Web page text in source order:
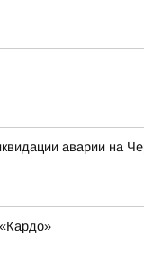
аварии на